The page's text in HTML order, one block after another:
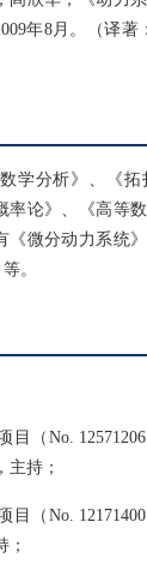
年8月。（译著
学分析》、《
论》、《高等
微分动力系统
。
目（No.
主持；
目（No.
；